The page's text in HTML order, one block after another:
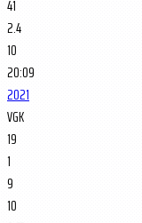
41
2.4
10
20:09
2021
VGK
19
1
9
10